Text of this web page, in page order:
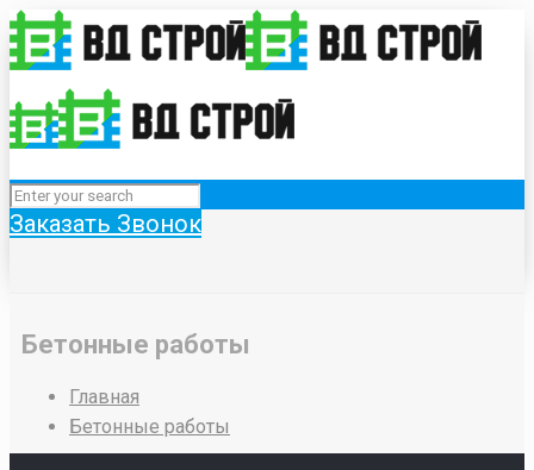
Заказать Звонок
Бетонные работы
Главная
Бетонные работы